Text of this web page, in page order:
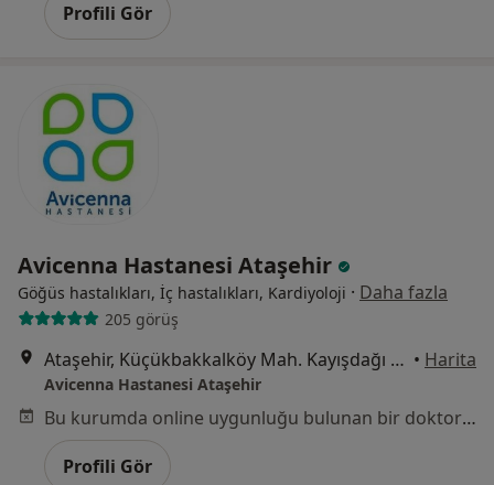
Profili Gör
Avicenna Hastanesi Ataşehir
Göğüs hastalıkları, İç hastalıkları, Kardiyoloji · Daha fazla
205 görüş
Ataşehir, Küçükbakkalköy Mah. Kayışdağı Cad. No:47 İstanbul, Ataşehir • Harita
Avicenna Hastanesi Ataşehir
Bu kurumda online uygunluğu bulunan bir doktor veya uzman bulunamadı
Profili Gör